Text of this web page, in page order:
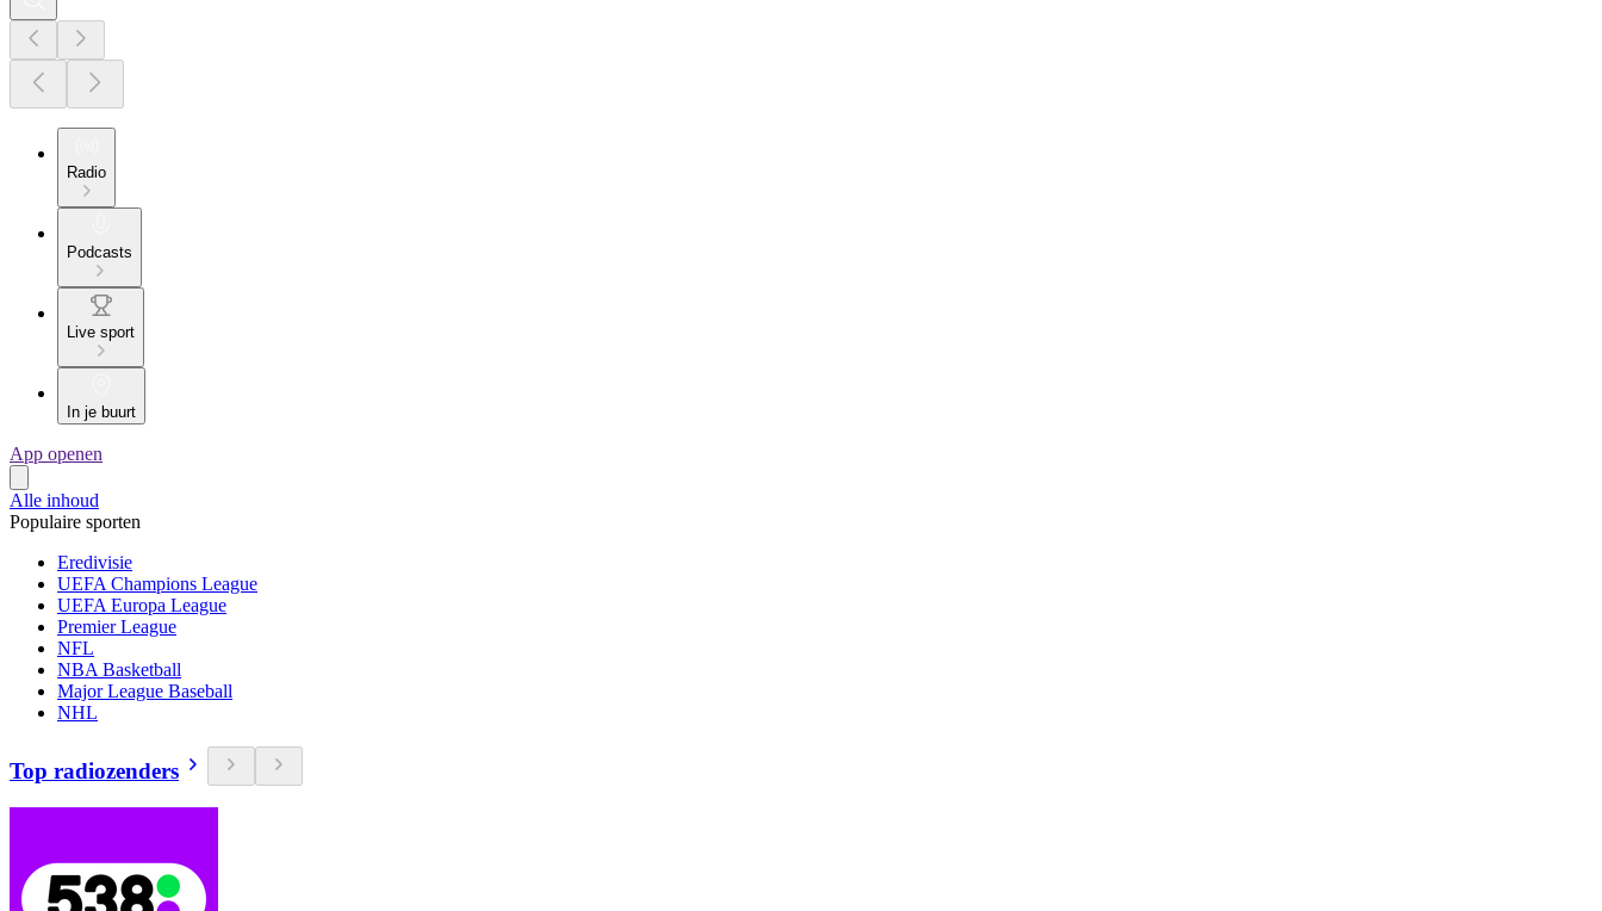
Radio
Podcasts
Live sport
In je buurt
App openen
Alle inhoud
Populaire sporten
Eredivisie
UEFA Champions League
UEFA Europa League
Premier League
NFL
NBA Basketball
Major League Baseball
NHL
Top radiozenders